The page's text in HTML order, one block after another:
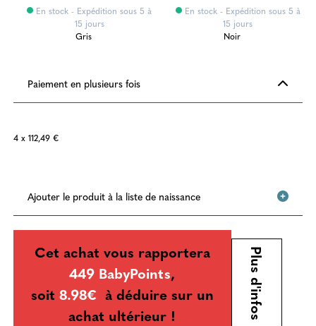
En stock - Expédition sous 5 à
15 jours
Gris
En stock - Expédition sous 5 à
15 jours
Noir
Paiement en plusieurs fois
4 x 112,49 €
Ajouter le produit à la liste de naissance
Cet achat vous rapportera
449 BabyPoints,
soit 8.98€ à déduire sur un
achat ultérieur !
Plus d'infos